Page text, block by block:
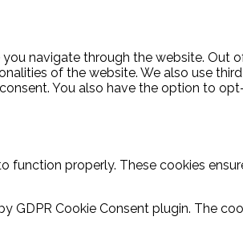
navigate through the website. Out
of the website. We also use
You also have the option to
function properly. These cookies
GDPR Cookie Consent plugin. The